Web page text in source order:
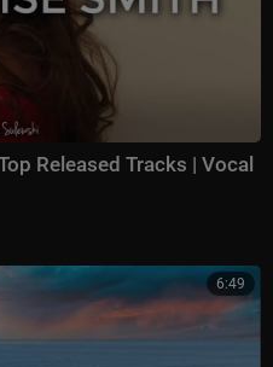
Released Tracks | Vocal
6:49